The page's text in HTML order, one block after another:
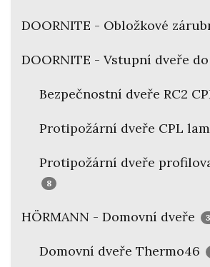
DOORNITE - Obložkové
DOORNITE - Vstupní dveře
Bezpečnostní dveře RC2
Protipožární dveře CPL
Protipožární dveře
8
HÖRMANN - Domovní dveře
Domovní dveře Thermo46